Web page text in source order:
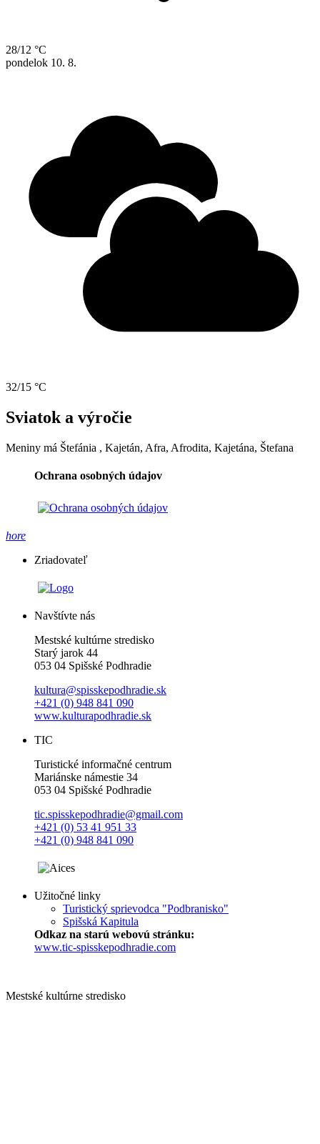
28/12 °C
pondelok 10. 8.
32/15 °C
Sviatok a výročie
Meniny má Štefánia , Kajetán, Afra, Afrodita, Kajetána, Štefana
Ochrana osobných údajov
hore
Zriadovateľ
Navštívte nás
Mestské kultúrne stredisko
Starý jarok 44
053 04 Spišské Podhradie
kultura@spisskepodhradie.sk
+421 (0) 948 841 090
www.kulturapodhradie.sk
TIC
Turistické informačné centrum
Mariánske námestie 34
053 04 Spišské Podhradie
tic.spisskepodhradie@gmail.com
+421 (0) 53 41 951 33
+421 (0) 948 841 090
Užitočné linky
Turistický sprievodca "Podbranisko"
Spišská Kapitula
Odkaz na starú webovú stránku:
www.tic-spisskepodhradie.com
Mestské kultúrne stredisko